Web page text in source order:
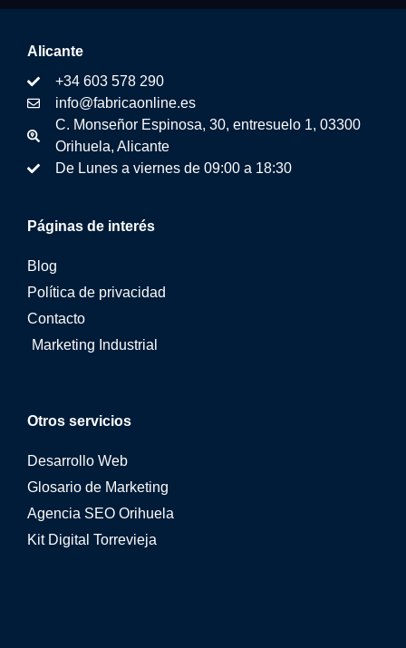
Otros servicios
Desarrollo Web
Glosario de Marketing
Agencia SEO Orihuela
Kit Digital Torrevieja
Páginas de interés
Blog
Política de privacidad
Contacto
Marketing Industrial
Alicante
+34 603 578 290
info@fabricaonline.es
C. Monseñor Espinosa, 30, entresuelo 1, 03300
Orihuela, Alicante
De Lunes a viernes de 09:00 a 18:30